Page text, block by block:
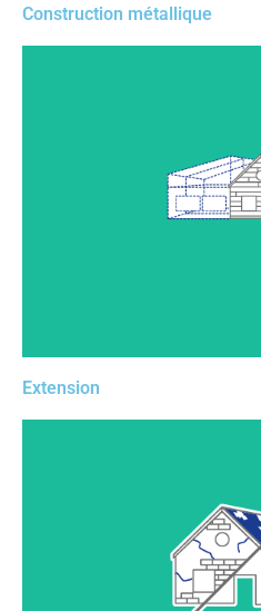
Construction métallique
Modélisez le projet
limite, validez facilement
projet avec lui, et préparez
Extension
Rénover un bâtiment
phases de relevé, de
au client, d’exécution et